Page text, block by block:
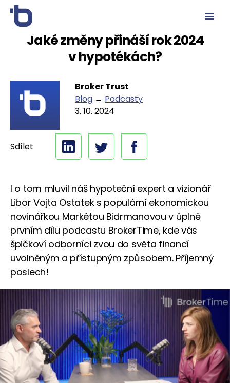
Jaké změny přináší rok 2024
v hypotékách?
Broker Trust
Blog → Podcasty
3. 10. 2024
Sdílet
I o tom mluvil náš hypoteční expert a vizionář
Libor Vojta Ostatek s populární ekonomickou
novinářkou Markétou Bidrmanovou v úplně
prvním dílu podcastu BrokerTime, kde vás
špičkoví odborníci zvou do světa financí
uvolněným a přístupným způsobem. Příjemný
poslech!